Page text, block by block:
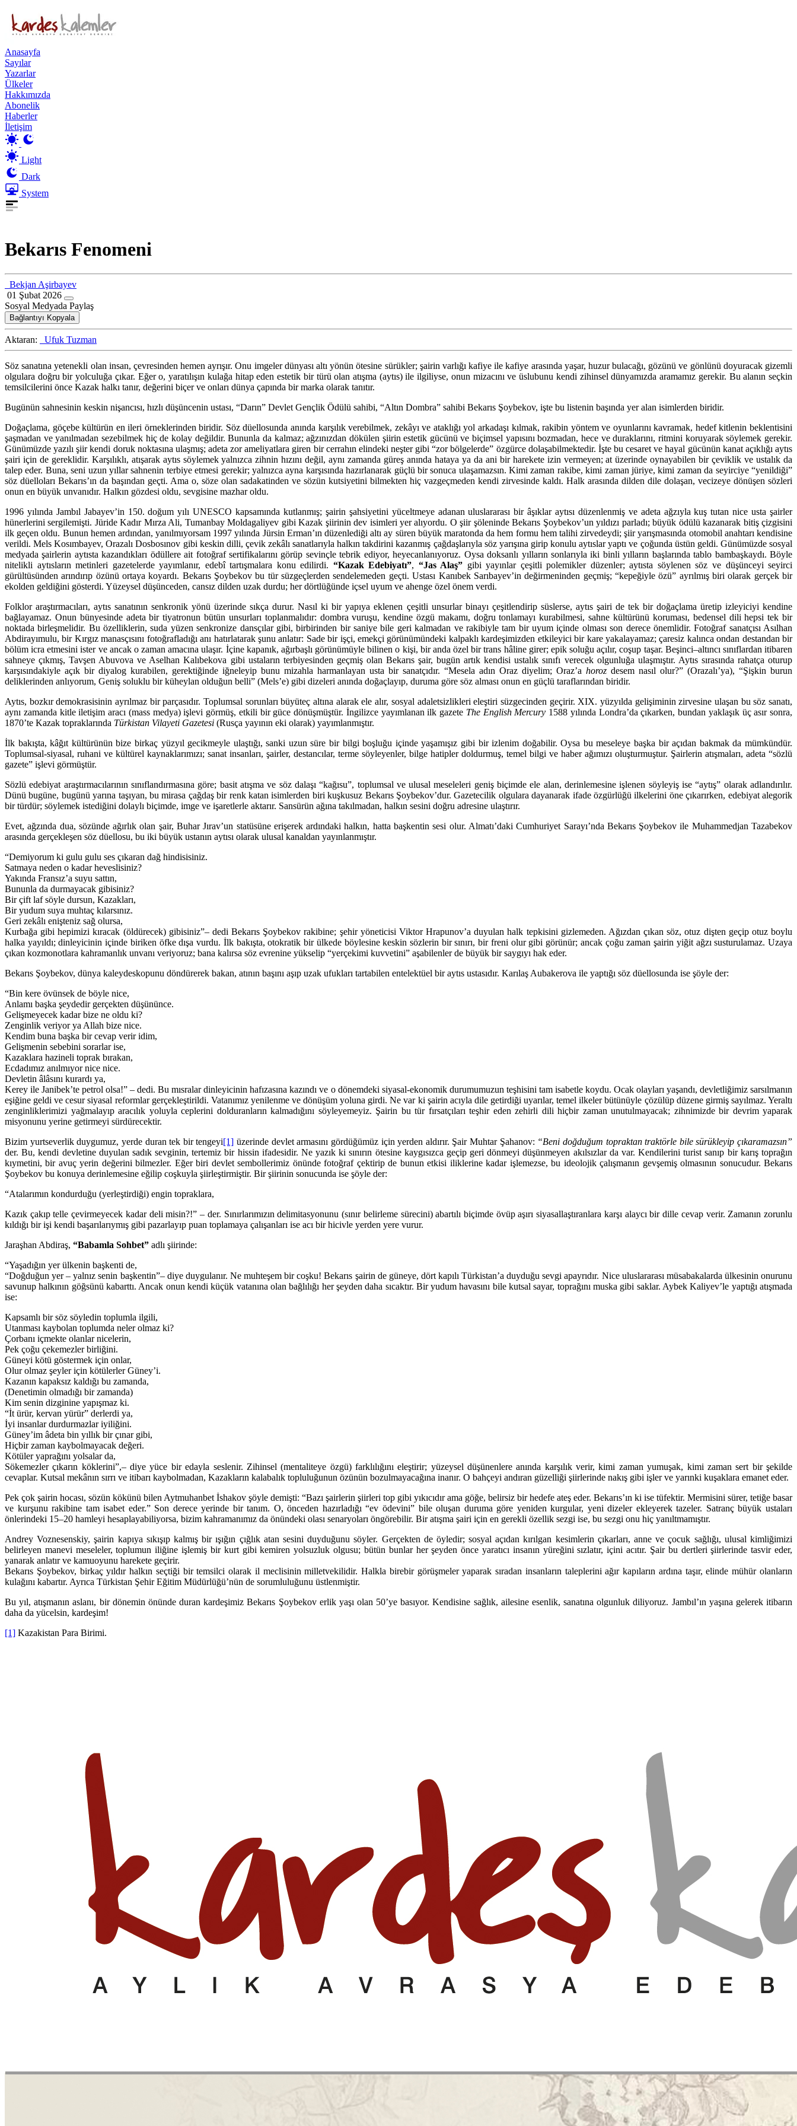
Anasayfa
Sayılar
Yazarlar
Ülkeler
Hakkımızda
Abonelik
Haberler
İletişim
Light
Dark
System
Bekarıs Fenomeni
Bekjan Aşirbayev
01 Şubat 2026
Sosyal Medyada Paylaş
Bağlantıyı Kopyala
Aktaran: Ufuk Tuzman
Söz sanatına yetenekli olan insan, çevresinden hemen ayrışır. Onu imgeler dünyası altı yönün ötesine sürükler; şairin varlığı kafiye ile kafiye arasında yaşar, huzur bulacağı, gözünü ve gönlünü doyuracak gizemli
olgulara doğru bir yolculuğa çıkar. Eğer o, yaratılışın kulağa hitap eden estetik bir türü olan atışma (aytıs) ile ilgiliyse, onun mizacını ve üslubunu kendi zihinsel dünyamızda aramamız gerekir. Bu alanın seçkin
temsilcilerini önce Kazak halkı tanır, değerini biçer ve onları dünya çapında bir marka olarak tanıtır.
Bugünün sahnesinin keskin nişancısı, hızlı düşüncenin ustası, “Darın” Devlet Gençlik Ödülü sahibi, “Altın Dombra” sahibi Bekarıs Şoybekov, işte bu listenin başında yer alan isimlerden biridir.
Doğaçlama, göçebe kültürün en ileri örneklerinden biridir. Söz düellosunda anında karşılık verebilmek, zekâyı ve ataklığı yol arkadaşı kılmak, rakibin yöntem ve oyunlarını kavramak, hedef kitlenin beklentisini
şaşmadan ve yanılmadan sezebilmek hiç de kolay değildir. Bununla da kalmaz; ağzınızdan dökülen şiirin estetik gücünü ve biçimsel yapısını bozmadan, hece ve duraklarını, ritmini koruyarak söylemek gerekir.
Günümüzde yazılı şiir kendi doruk noktasına ulaşmış; adeta zor ameliyatlara giren bir cerrahın elindeki neşter gibi “zor bölgelerde” özgürce dolaşabilmektedir. İşte bu cesaret ve hayal gücünün kanat açıklığı aytıs
şairi için de gereklidir. Karşılıklı, atışarak aytıs söylemek yalnızca zihnin hızını değil, aynı zamanda güreş anında hataya ya da ani bir harekete izin vermeyen; at üzerinde oynayabilen bir çeviklik ve ustalık da
talep eder. Buna, seni uzun yıllar sahnenin terbiye etmesi gerekir; yalnızca ayna karşısında hazırlanarak güçlü bir sonuca ulaşamazsın. Kimi zaman rakibe, kimi zaman jüriye, kimi zaman da seyirciye “yenildiği”
söz düelloları Bekarıs’ın da başından geçti. Ama o, söze olan sadakatinden ve sözün kutsiyetini bilmekten hiç vazgeçmeden kendi zirvesinde kaldı. Halk arasında dilden dile dolaşan, vecizeye dönüşen sözleri
onun en büyük unvanıdır. Halkın gözdesi oldu, sevgisine mazhar oldu.
1996 yılında Jambıl Jabayev’in 150. doğum yılı UNESCO kapsamında kutlanmış; şairin şahsiyetini yüceltmeye adanan uluslararası bir âşıklar aytısı düzenlenmiş ve adeta ağzıyla kuş tutan nice usta şairler
hünerlerini sergilemişti. Jüride Kadır Mırza Ali, Tumanbay Moldagaliyev gibi Kazak şiirinin dev isimleri yer alıyordu. O şiir şöleninde Bekarıs Şoybekov’un yıldızı parladı; büyük ödülü kazanarak bitiş çizgisini
ilk geçen oldu. Bunun hemen ardından, yanılmıyorsam 1997 yılında Jürsin Erman’ın düzenlediği altı ay süren büyük maratonda da hem formu hem talihi zirvedeydi; şiir yarışmasında otomobil anahtarı kendisine
verildi. Mels Kosımbayev, Orazalı Dosbosınov gibi keskin dilli, çevik zekâlı sanatlarıyla halkın takdirini kazanmış çağdaşlarıyla söz yarışına girip konulu aytıslar yaptı ve çoğunda üstün geldi. Günümüzde sosyal
medyada şairlerin aytısta kazandıkları ödüllere ait fotoğraf sertifikalarını görüp sevinçle tebrik ediyor, heyecanlanıyoruz. Oysa doksanlı yılların sonlarıyla iki binli yılların başlarında tablo bambaşkaydı. Böyle
nitelikli aytısların metinleri gazetelerde yayımlanır, edebî tartışmalara konu edilirdi. “Kazak Edebiyatı”, “Jas Alaş” gibi yayınlar çeşitli polemikler düzenler; aytısta söylenen söz ve düşünceyi seyirci
gürültüsünden arındırıp özünü ortaya koyardı. Bekarıs Şoybekov bu tür süzgeçlerden sendelemeden geçti. Ustası Kanıbek Sarıbayev’in değirmeninden geçmiş; “kepeğiyle özü” ayrılmış biri olarak gerçek bir
ekolden geldiğini gösterdi. Yüzeysel düşünceden, cansız dilden uzak durdu; her dörtlüğünde içsel uyum ve ahenge özel önem verdi.
Folklor araştırmacıları, aytıs sanatının senkronik yönü üzerinde sıkça durur. Nasıl ki bir yapıya eklenen çeşitli unsurlar binayı çeşitlendirip süslerse, aytıs şairi de tek bir doğaçlama üretip izleyiciyi kendine
bağlayamaz. Onun bünyesinde adeta bir tiyatronun bütün unsurları toplanmalıdır: dombra vuruşu, kendine özgü makamı, doğru tonlamayı kurabilmesi, sahne kültürünü koruması, bedensel dili hepsi tek bir
noktada birleşmelidir. Bu özelliklerin, suda yüzen senkronize dansçılar gibi, birbirinden bir saniye bile geri kalmadan ve rakibiyle tam bir uyum içinde olması son derece önemlidir. Fotoğraf sanatçısı Asılhan
Abdirayımulu, bir Kırgız manasçısını fotoğrafladığı anı hatırlatarak şunu anlatır: Sade bir işçi, emekçi görünümündeki kalpaklı kardeşimizden etkileyici bir kare yakalayamaz; çaresiz kalınca ondan destandan bir
bölüm icra etmesini ister ve ancak o zaman amacına ulaşır. İçine kapanık, ağırbaşlı görünümüyle bilinen o kişi, bir anda özel bir trans hâline girer; epik soluğu açılır, coşup taşar. Beşinci–altıncı sınıflardan itibaren
sahneye çıkmış, Tavşen Abuvova ve Aselhan Kalıbekova gibi ustaların terbiyesinden geçmiş olan Bekarıs şair, bugün artık kendisi ustalık sınıfı verecek olgunluğa ulaşmıştır. Aytıs sırasında rahatça oturup
karşısındakiyle açık bir diyalog kurabilen, gerektiğinde iğneleyip bunu mizahla harmanlayan usta bir sanatçıdır. “Mesela adın Oraz diyelim; Oraz’a horoz desem nasıl olur?” (Orazalı’ya), “Şişkin burun
deliklerinden anlıyorum, Geniş soluklu bir küheylan olduğun belli” (Mels’e) gibi dizeleri anında doğaçlayıp, duruma göre söz alması onun en güçlü taraflarından biridir.
Aytıs, bozkır demokrasisinin ayrılmaz bir parçasıdır. Toplumsal sorunları büyüteç altına alarak ele alır, sosyal adaletsizlikleri eleştiri süzgecinden geçirir. XIX. yüzyılda gelişiminin zirvesine ulaşan bu söz sanatı,
aynı zamanda kitle iletişim aracı (mass medya) işlevi görmüş, etkili bir güce dönüşmüştür. İngilizce yayımlanan ilk gazete The English Mercury 1588 yılında Londra’da çıkarken, bundan yaklaşık üç asır sonra,
1870’te Kazak topraklarında Türkistan Vilayeti Gazetesi (Rusça yayının eki olarak) yayımlanmıştır.
İlk bakışta, kâğıt kültürünün bize birkaç yüzyıl gecikmeyle ulaştığı, sanki uzun süre bir bilgi boşluğu içinde yaşamışız gibi bir izlenim doğabilir. Oysa bu meseleye başka bir açıdan bakmak da mümkündür.
Toplumsal-siyasal, ruhani ve kültürel kaynaklarımızı; sanat insanları, şairler, destancılar, terme söyleyenler, bilge hatipler doldurmuş, temel bilgi ve haber ağımızı oluşturmuştur. Şairlerin atışmaları, adeta “sözlü
gazete” işlevi görmüştür.
Sözlü edebiyat araştırmacılarının sınıflandırmasına göre; basit atışma ve söz dalaşı “kağısu”, toplumsal ve ulusal meseleleri geniş biçimde ele alan, derinlemesine işlenen söyleyiş ise “aytış” olarak adlandırılır.
Dünü bugüne, bugünü yarına taşıyan, bu mirasa çağdaş bir renk katan isimlerden biri kuşkusuz Bekarıs Şoybekov’dur. Gazetecilik olgulara dayanarak ifade özgürlüğü ilkelerini öne çıkarırken, edebiyat alegorik
bir türdür; söylemek istediğini dolaylı biçimde, imge ve işaretlerle aktarır. Sansürün ağına takılmadan, halkın sesini doğru adresine ulaştırır.
Evet, ağzında dua, sözünde ağırlık olan şair, Buhar Jırav’un statüsüne erişerek ardındaki halkın, hatta başkentin sesi olur. Almatı’daki Cumhuriyet Sarayı’nda Bekarıs Şoybekov ile Muhammedjan Tazabekov
arasında gerçekleşen söz düellosu, bu iki büyük ustanın aytısı olarak ulusal kanaldan yayınlanmıştır.
“Demiyorum ki gulu gulu ses çıkaran dağ hindisisiniz.
Satmaya neden o kadar heveslisiniz?
Yakında Fransız’a suyu sattın,
Bununla da durmayacak gibisiniz?
Bir çift laf söyle dursun, Kazakları,
Bir yudum suya muhtaç kılarsınız.
Geri zekâlı enişteniz sağ olursa,
Kurbağa gibi hepimizi kıracak (öldürecek) gibisiniz”– dedi Bekarıs Şoybekov rakibine; şehir yöneticisi Viktor Hrapunov’a duyulan halk tepkisini gizlemeden. Ağızdan çıkan söz, otuz dişten geçip otuz boylu
halka yayıldı; dinleyicinin içinde biriken öfke dışa vurdu. İlk bakışta, otokratik bir ülkede böylesine keskin sözlerin bir sınırı, bir freni olur gibi görünür; ancak çoğu zaman şairin yiğit ağzı susturulamaz. Uzaya
çıkan kozmonotlara kahramanlık unvanı veriyoruz; bana kalırsa söz evrenine yükselip “yerçekimi kuvvetini” aşabilenler de büyük bir saygıyı hak eder.
Bekarıs Şoybekov, dünya kaleydeskopunu döndürerek bakan, atının başını aşıp uzak ufukları tartabilen entelektüel bir aytıs ustasıdır. Karılaş Aubakerova ile yaptığı söz düellosunda ise şöyle der:
“Bin kere övünsek de böyle nice,
Anlamı başka şeydedir gerçekten düşününce.
Gelişmeyecek kadar bize ne oldu ki?
Zenginlik veriyor ya Allah bize nice.
Kendim buna başka bir cevap verir idim,
Gelişmenin sebebini sorarlar ise,
Kazaklara hazineli toprak bırakan,
Ecdadımız anılmıyor nice nice.
Devletin âlâsını kurardı ya,
Kerey ile Janibek’te petrol olsa!” – dedi. Bu mısralar dinleyicinin hafızasına kazındı ve o dönemdeki siyasal-ekonomik durumumuzun teşhisini tam isabetle koydu. Ocak olayları yaşandı, devletliğimiz sarsılmanın
eşiğine geldi ve cesur siyasal reformlar gerçekleştirildi. Vatanımız yenilenme ve dönüşüm yoluna girdi. Ne var ki şairin acıyla dile getirdiği uyarılar, temel ilkeler bütünüyle çözülüp düzene girmiş sayılmaz. Yeraltı
zenginliklerimizi yağmalayıp aracılık yoluyla ceplerini dolduranların kalmadığını söyleyemeyiz. Şairin bu tür fırsatçıları teşhir eden zehirli dili hiçbir zaman unutulmayacak; zihnimizde bir devrim yaparak
misyonunu yerine getirmeyi sürdürecektir.
Bizim yurtseverlik duygumuz, yerde duran tek bir tengeyi[1] üzerinde devlet armasını gördüğümüz için yerden aldırır. Şair Muhtar Şahanov: “Beni doğduğum topraktan traktörle bile sürükleyip çıkaramazsın”
der. Bu, kendi devletine duyulan sadık sevginin, tertemiz bir hissin ifadesidir. Ne yazık ki sınırın ötesine kaygısızca geçip geri dönmeyi düşünmeyen akılsızlar da var. Kendilerini turist sanıp bir karış toprağın
kıymetini, bir avuç yerin değerini bilmezler. Eğer biri devlet sembollerimiz önünde fotoğraf çektirip de bunun etkisi iliklerine kadar işlemezse, bu ideolojik çalışmanın gevşemiş olmasının sonucudur. Bekarıs
Şoybekov bu konuya derinlemesine eğilip coşkuyla şiirleştirmiştir. Bir şiirinin sonucunda ise şöyle der:
“Atalarımın kondurduğu (yerleştirdiği) engin topraklara,
Kazık çakıp telle çevirmeyecek kadar deli misin?!” – der. Sınırlarımızın delimitasyonunu (sınır belirleme sürecini) abartılı biçimde övüp aşırı siyasallaştıranlara karşı alaycı bir dille cevap verir. Zamanın zorunlu
kıldığı bir işi kendi başarılarıymış gibi pazarlayıp puan toplamaya çalışanları ise acı bir hicivle yerden yere vurur.
Jaraşhan Abdiraş, “Babamla Sohbet” adlı şiirinde:
“Yaşadığın yer ülkenin başkenti de,
“Doğduğun yer – yalnız senin başkentin”– diye duygulanır. Ne muhteşem bir coşku! Bekarıs şairin de güneye, dört kapılı Türkistan’a duyduğu sevgi apayrıdır. Nice uluslararası müsabakalarda ülkesinin onurunu
savunup halkının göğsünü kabarttı. Ancak onun kendi küçük vatanına olan bağlılığı her şeyden daha sıcaktır. Bir yudum havasını bile kutsal sayar, toprağını muska gibi saklar. Aybek Kaliyev’le yaptığı atışmada
ise:
Kapsamlı bir söz söyledin toplumla ilgili,
Utanması kaybolan toplumda neler olmaz ki?
Çorbanı içmekte olanlar nicelerin,
Pek çoğu çekemezler birliğini.
Güneyi kötü göstermek için onlar,
Olur olmaz şeyler için kötülerler Güney’i.
Kazanın kapaksız kaldığı bu zamanda,
(Denetimin olmadığı bir zamanda)
Kim senin dizginine yapışmaz ki.
“İt ürür, kervan yürür” derlerdi ya,
İyi insanlar durdurmazlar iyiliğini.
Güney’im âdeta bin yıllık bir çınar gibi,
Hiçbir zaman kaybolmayacak değeri.
Kötüler yaprağını yolsalar da,
Sökemezler çıkarın köklerini”,– diye yüce bir edayla seslenir. Zihinsel (mentaliteye özgü) farklılığını eleştirir; yüzeysel düşünenlere anında karşılık verir, kimi zaman yumuşak, kimi zaman sert bir şekilde
cevaplar. Kutsal mekânın sırrı ve itibarı kaybolmadan, Kazakların kalabalık topluluğunun özünün bozulmayacağına inanır. O bahçeyi andıran güzelliği şiirlerinde nakış gibi işler ve yarınki kuşaklara emanet eder.
Pek çok şairin hocası, sözün kökünü bilen Aytmuhanbet İshakov şöyle demişti: “Bazı şairlerin şiirleri top gibi yıkıcıdır ama göğe, belirsiz bir hedefe ateş eder. Bekarıs’ın ki ise tüfektir. Mermisini sürer, tetiğe basar
ve kurşunu rakibine tam isabet eder.” Son derece yerinde bir tanım. O, önceden hazırladığı “ev ödevini” bile oluşan duruma göre yeniden kurgular, yeni dizeler ekleyerek tazeler. Satranç büyük ustaları
önlerindeki 15–20 hamleyi hesaplayabiliyorsa, bizim kahramanımız da önündeki olası senaryoları öngörebilir. Bir atışma şairi için en gerekli özellik sezgi ise, bu sezgi onu hiç yanıltmamıştır.
Andrey Voznesenskiy, şairin kapıya sıkışıp kalmış bir ışığın çığlık atan sesini duyduğunu söyler. Gerçekten de öyledir; sosyal açıdan kırılgan kesimlerin çıkarları, anne ve çocuk sağlığı, ulusal kimliğimizi
belirleyen manevi meseleler, toplumun iliğine işlemiş bir kurt gibi kemiren yolsuzluk olgusu; bütün bunlar her şeyden önce yaratıcı insanın yüreğini sızlatır, içini acıtır. Şair bu dertleri şiirlerinde tasvir eder,
yanarak anlatır ve kamuoyunu harekete geçirir.
Bekarıs Şoybekov, birkaç yıldır halkın seçtiği bir temsilci olarak il meclisinin milletvekilidir. Halkla birebir görüşmeler yaparak sıradan insanların taleplerini ağır kapıların ardına taşır, elinde mühür olanların
kulağını kabartır. Ayrıca Türkistan Şehir Eğitim Müdürlüğü’nün de sorumluluğunu üstlenmiştir.
Bu yıl, atışmanın aslanı, bir dönemin önünde duran kardeşimiz Bekarıs Şoybekov erlik yaşı olan 50’ye basıyor. Kendisine sağlık, ailesine esenlik, sanatına olgunluk diliyoruz. Jambıl’ın yaşına gelerek itibarın
daha da yücelsin, kardeşim!
[1] Kazakistan Para Birimi.